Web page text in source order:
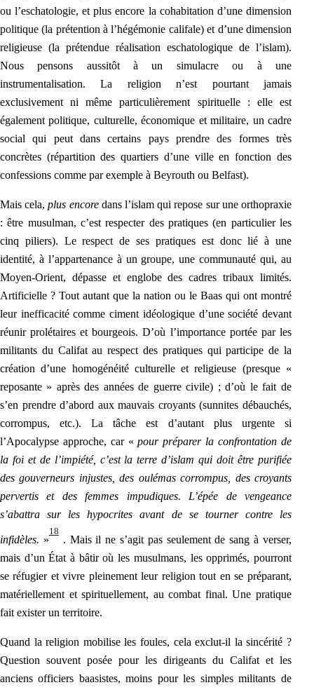
ou l’eschatologie, et plus encore la cohabitation d’une dimension
politique (la prétention à l’hégémonie califale) et d’une dimension
religieuse (la prétendue réalisation eschatologique de l’islam).
Nous pensons aussitôt à un simulacre ou à une
instrumentalisation. La religion n’est pourtant jamais
exclusivement ni même particulièrement spirituelle : elle est
également politique, culturelle, économique et militaire, un cadre
social qui peut dans certains pays prendre des formes très
concrètes (répartition des quartiers d’une ville en fonction des
confessions comme par exemple à Beyrouth ou Belfast).
Mais cela,plus encoredans l’islam qui repose sur une orthopraxie
: être musulman, c’est respecter des pratiques (en particulier les
cinq piliers). Le respect de ses pratiques est donc lié à une
identité, à l’appartenance à un groupe, une communauté qui, au
Moyen-Orient, dépasse et englobe des cadres tribaux limités.
Artificielle ? Tout autant que la nation ou le Baas qui ont montré
leur inefficacité comme ciment idéologique d’une société devant
réunir prolétaires et bourgeois. D’où l’importance portée par les
militants du Califat au respect des pratiques qui participe de la
création d’une homogénéité culturelle et religieuse (presque «
reposante » après des années de guerre civile) ; d’où le fait de
s’en prendre d’abord aux mauvais croyants (sunnites débauchés,
corrompus, etc.). La tâche est d’autant plus urgente si
l’Apocalypse approche, car «pour préparer la confrontation de
la foi et de l’impiété, c’est la terre d’islam qui doit être purifiée
des gouverneurs injustes, des oulémas corrompus, des croyants
pervertis et des femmes impudiques. L’épée de vengeance
s’abattra sur les hypocrites avant de se tourner contre les
infidèles. »
18
. Mais il ne s’agit pas seulement de sang à verser,
mais d’un État à bâtir où les musulmans, les opprimés, pourront
se réfugier et vivre pleinement leur religion tout en se préparant,
matériellement et spirituellement, au combat final. Une pratique
fait exister un territoire.
Quand la religion mobilise les foules, cela exclut-il la sincérité ?
Question souvent posée pour les dirigeants du Califat et les
anciens officiers baasistes, moins pour les simples militants de